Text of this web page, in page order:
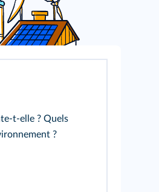
t-elle ? Quels
?